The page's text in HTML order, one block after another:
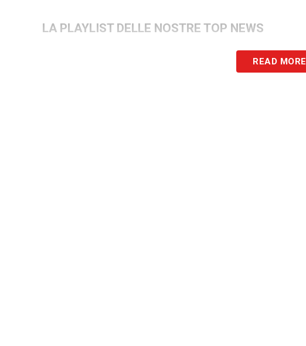
LA PLAYLIST DELLE NOSTRE TOP NEWS
READ MORE